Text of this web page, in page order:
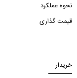
نحوه عملکرد
قیمت گذاری
خریدار